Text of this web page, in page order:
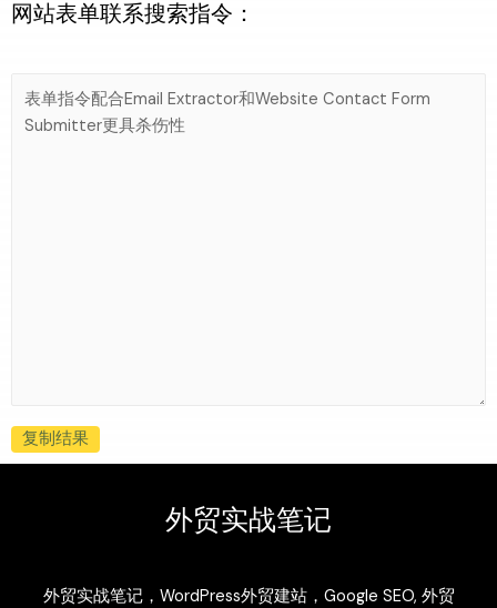
网站表单联系搜索指令：
复制结果
外贸实战笔记
外贸实战笔记，WordPress外贸建站，Google SEO, 外贸